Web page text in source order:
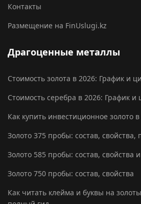
Контакты
Размещение на FinUslugi.kz
Драгоценные металлы
Стоимость золота в 2026: График и
Стоимость серебра в 2026: График
Как купить инвестиционное золото
Золото 375 пробы: состав,
Золото 585 пробы: состав, свойства
Золото 750 пробы: состав, свойства
Как читать клейма и буквы на